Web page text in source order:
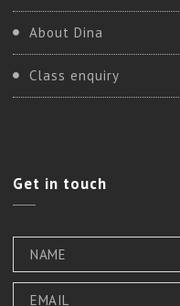
About Dina
Class enquiry
Get in touch